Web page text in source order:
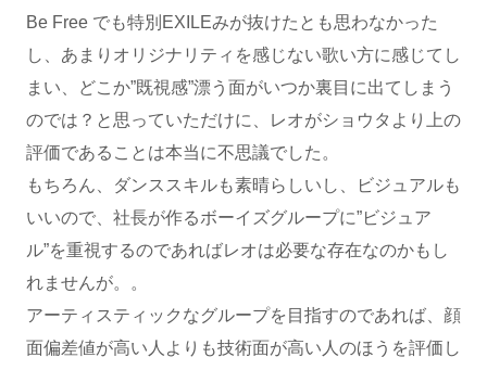
Be Free でも特別EXILEみが抜けたとも思わなかった
し、あまりオリジナリティを感じない歌い方に感じてし
まい、どこか”既視感”漂う面がいつか裏目に出てしまう
のでは？と思っていただけに、レオがショウタより上の
評価であることは本当に不思議でした。
もちろん、ダンススキルも素晴らしいし、ビジュアルも
いいので、社長が作るボーイズグループに”ビジュア
ル”を重視するのであればレオは必要な存在なのかもし
れませんが。。
アーティスティックなグループを目指すのであれば、顔
面偏差値が高い人よりも技術面が高い人のほうを評価し